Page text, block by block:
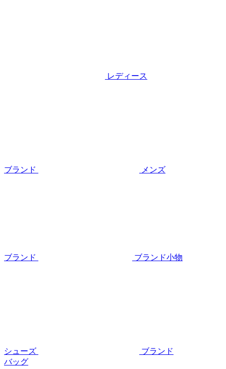
レディース
ブランド メンズ
ブランド ブランド小物
シューズ
ブランド
バッグ